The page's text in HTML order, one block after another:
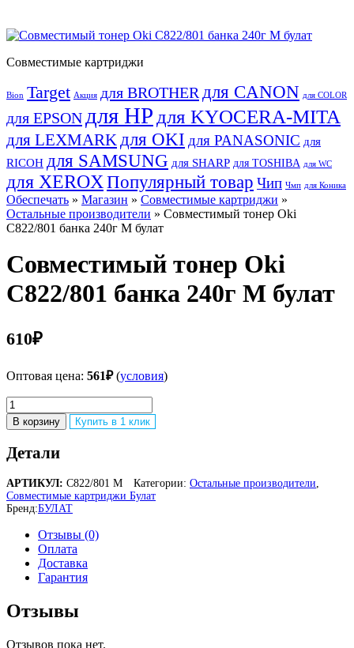
Совместимые картриджи
Bion Target Акция для BROTHER для CANON для COLOR
для EPSON для HP для KYOCERA-MITA
для LEXMARK для OKI для PANASONIC для
RICOH для SAMSUNG для SHARP для TOSHIBA для WC
для XEROX Популярный товар Чип Чмп для Коника
Обеспечать » Магазин » Совместимые картриджи »
Остальные производители » Совместимый тонер Oki
C822/801 банка 240г М булат
Совместимый тонер Oki
C822/801 банка 240г М булат
610₽
Оптовая цена: 561₽(условия)
Количество
товара
Совместимый
тонер
Oki
банка
240г
М
булат
В корзину Купить в 1 клик
Детали
АРТИКУЛ: C822/801 M Категории: Остальные производители
Совместимые картриджи Булат
Бренд:БУЛАТ
Отзывы (0)
Оплата
Доставка
Гарантия
Отзывы
Отзывов пока нет.